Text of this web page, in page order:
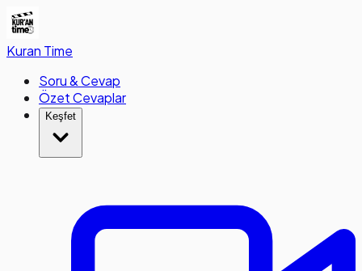
Kuran Time
Soru & Cevap
Özet Cevaplar
Keşfet